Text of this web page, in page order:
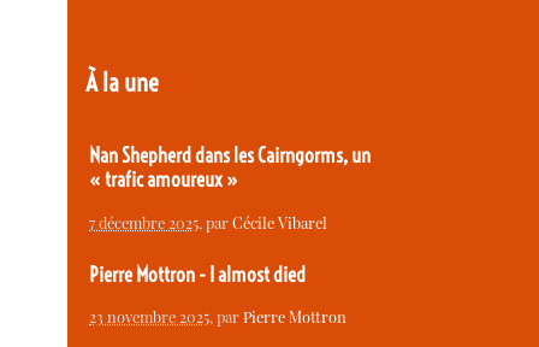
À la une
Nan Shepherd dans les Cairngorms, un
« trafic amoureux »
7 décembre 2025, parCécile Vibarel
Pierre Mottron - I almost died
23 novembre 2025, parPierre Mottron